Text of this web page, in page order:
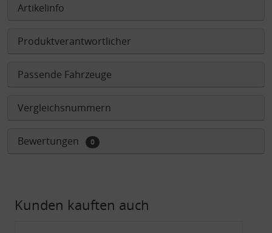
Artikelinfo
Produktverantwortlicher
Passende Fahrzeuge
Vergleichsnummern
Bewertungen 0
Kunden kauften auch